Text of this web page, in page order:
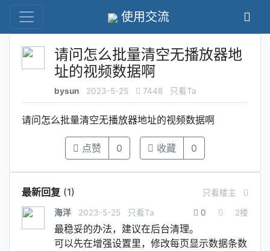
使用交流
请问怎么批量清空无播放器地
址的视频数据啊
bysun 2023-5-25 7448 只看Ta
请问怎么批量清空无播放器地址的视频数据啊
点赞 0 收藏 0
最新回复 (1) 只看楼主
海洋 2023-5-25 只看Ta 0 2楼
最稳妥的办法，建议在后台清理。
可以先在增强设置里，修改每页显示数据条数